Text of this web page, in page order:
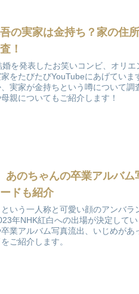
の実家は金持ち？家の住
！
婚を発表したお笑いコンビ、オリ
家をたびたびYouTubeにあげてい
、実家が金持ちという噂について調
親についてもご紹介します！
あのちゃんの卒業アルバ
ドも紹介
という一人称と可愛い顔のアンバ
年NHK紅白への出場が決定して
業アルバム写真流出、いじめがあ
ご紹介します。